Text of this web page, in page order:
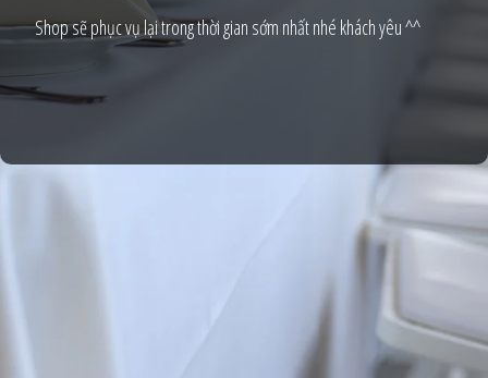
Shop sẽ phục vụ lại trong thời gian sớm nhất nhé khách yêu ^^